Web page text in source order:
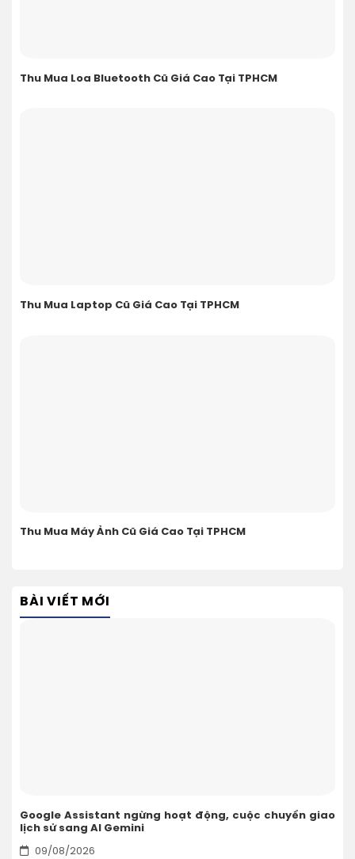
Thu Mua Loa Bluetooth Cũ Giá Cao Tại TPHCM
Thu Mua Laptop Cũ Giá Cao Tại TPHCM
Thu Mua Máy Ảnh Cũ Giá Cao Tại TPHCM
BÀI VIẾT MỚI
Google Assistant ngừng hoạt động, cuộc chuyển giao
lịch sử sang AI Gemini
09/08/2026